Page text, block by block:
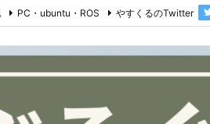
PC・ubuntu・ROS やすくるのTwitter